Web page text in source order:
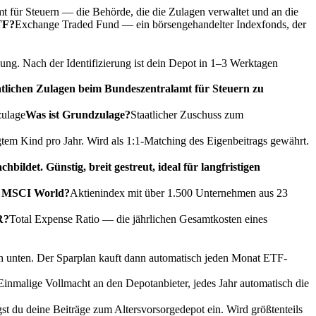
für Steuern — die Behörde, die die Zulagen verwaltet und an die
Exchange Traded Fund — ein börsengehandelter Indexfonds, der
Nach der Identifizierung ist dein Depot in 1–3 Werktagen
Zulagen beim Bundeszentralamt für Steuern zu
Was ist Grundzulage?Staatlicher Zuschuss zum
Kind pro Jahr. Wird als 1:1-Matching des Eigenbeitrags gewährt.
Günstig, breit gestreut, ideal für langfristigen
MSCI World?Aktienindex mit über 1.500 Unternehmen aus 23
Total Expense Ratio — die jährlichen Gesamtkosten eines
Der Sparplan kauft dann automatisch jeden Monat ETF-
Vollmacht an den Depotanbieter, jedes Jahr automatisch die
du deine Beiträge zum Altersvorsorgedepot ein. Wird größtenteils